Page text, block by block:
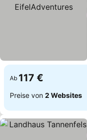
Ab 117 €
Preise von 2 Websites